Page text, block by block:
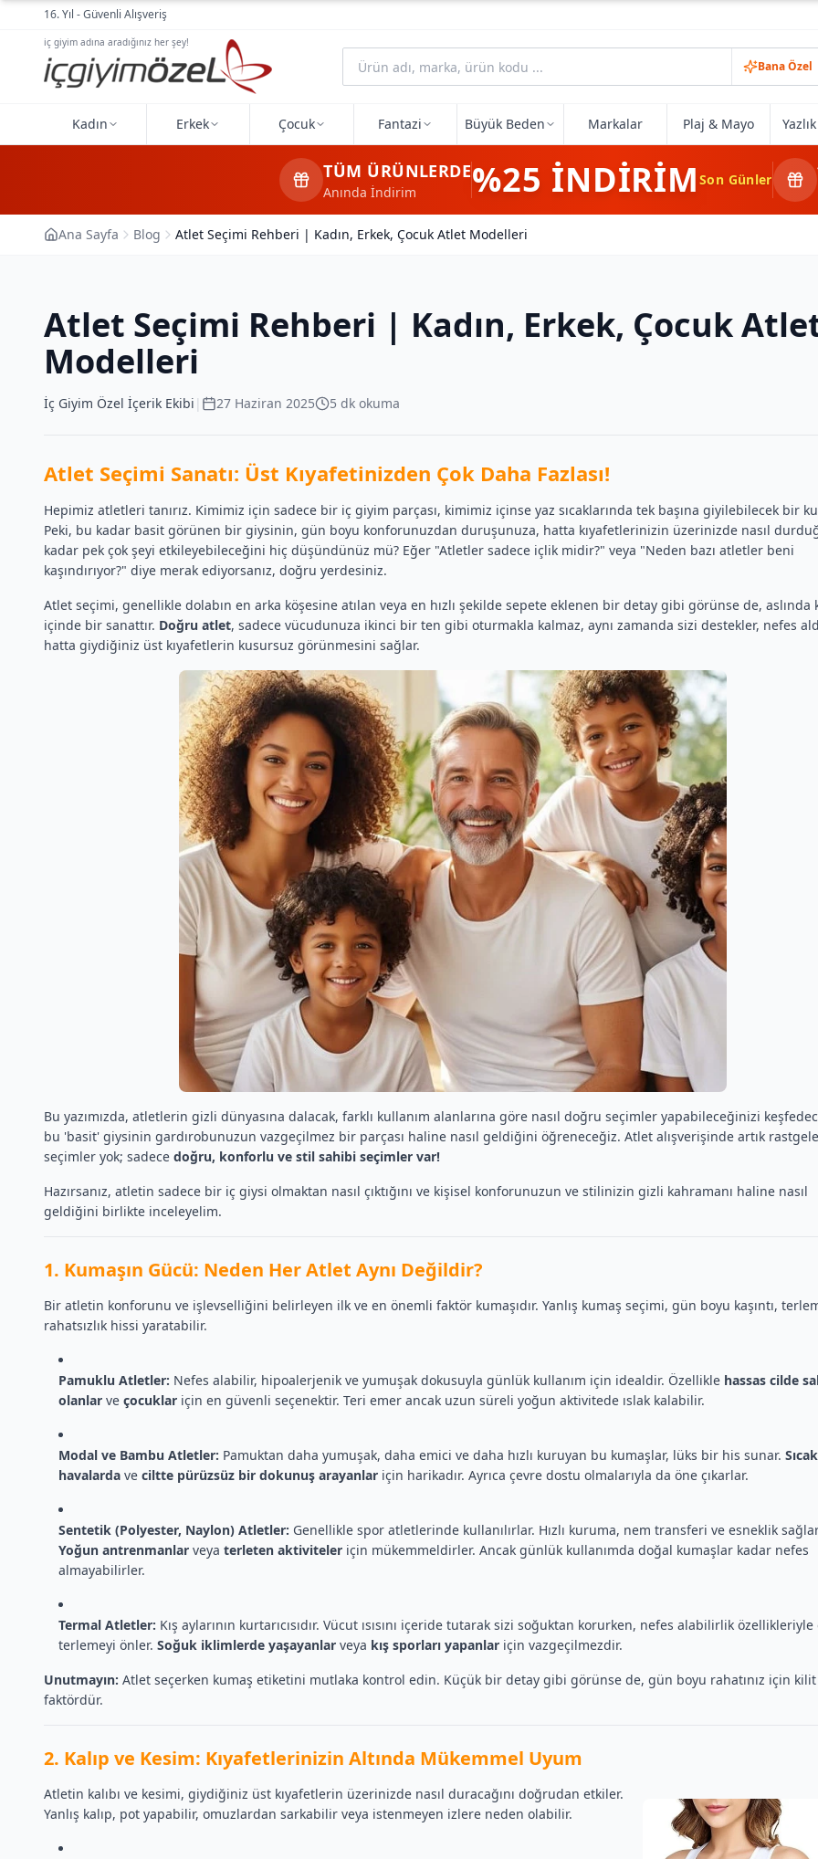
Ana içeriğe geç16. Yıl - Güvenli Alışveriş
iç giyim adına aradığınız her şey!
Bana Özel
Kadın Erkek Çocuk Fantazi Büyük Beden Markalar Plaj & Mayo
TÜM ÜRÜNLERDE
Anında İndirim %25 İNDİRİMSon Günler
Ana Sayfa Blog Atlet Seçimi Rehberi | Kadın, Erkek, Çocuk Atlet Modelleri
Atlet Seçimi Rehberi | Kadın, Erkek, Çocuk
Modelleri
İç Giyim Özel İçerik Ekibi | 27 Haziran 2025 5 dk okuma
Atlet Seçimi Sanatı: Üst Kıyafetinizden Çok Daha Fazlası!
Hepimiz atletleri tanırız. Kimimiz için sadece bir iç giyim parçası, kimimiz içinse yaz sıcaklarında tek başına giyilebilecek bir
Peki, bu kadar basit görünen bir giysinin, gün boyu konforunuzdan duruşunuza, hatta kıyafetlerinizin üzerinizde nasıl
kadar pek çok şeyi etkileyebileceğini hiç düşündünüz mü? Eğer "Atletler sadece içlik midir?" veya "Neden bazı atletler beni
kaşındırıyor?" diye merak ediyorsanız, doğru yerdesiniz.
Atlet seçimi, genellikle dolabın en arka köşesine atılan veya en hızlı şekilde sepete eklenen bir detay gibi görünse de, aslında
içinde bir sanattır. Doğru atlet, sadece vücudunuza ikinci bir ten gibi oturmakla kalmaz, aynı zamanda sizi destekler, nefes
hatta giydiğiniz üst kıyafetlerin kusursuz görünmesini sağlar.
Bu yazımızda, atletlerin gizli dünyasına dalacak, farklı kullanım alanlarına göre nasıl doğru seçimler yapabileceğinizi
bu 'basit' giysinin gardırobunuzun vazgeçilmez bir parçası haline nasıl geldiğini öğreneceğiz. Atlet alışverişinde artık rastgele
seçimler yok; sadece doğru, konforlu ve stil sahibi seçimler var!
Hazırsanız, atletin sadece bir iç giysi olmaktan nasıl çıktığını ve kişisel konforunuzun ve stilinizin gizli kahramanı haline nasıl
geldiğini birlikte inceleyelim.
1. Kumaşın Gücü: Neden Her Atlet Aynı Değildir?
Bir atletin konforunu ve işlevselliğini belirleyen ilk ve en önemli faktör kumaşıdır. Yanlış kumaş seçimi, gün boyu kaşıntı,
rahatsızlık hissi yaratabilir.
Pamuklu Atletler: Nefes alabilir, hipoalerjenik ve yumuşak dokusuyla günlük kullanım için idealdir. Özellikle hassas cilde
olanlar ve çocuklar için en güvenli seçenektir. Teri emer ancak uzun süreli yoğun aktivitede ıslak kalabilir.
Modal ve Bambu Atletler: Pamuktan daha yumuşak, daha emici ve daha hızlı kuruyan bu kumaşlar, lüks bir his sunar. Sıcak
havalarda ve ciltte pürüzsüz bir dokunuş arayanlar için harikadır. Ayrıca çevre dostu olmalarıyla da öne çıkarlar.
Sentetik (Polyester, Naylon) Atletler: Genellikle spor atletlerinde kullanılırlar. Hızlı kuruma, nem transferi ve esneklik
Yoğun antrenmanlar veya terleten aktiviteler için mükemmeldirler. Ancak günlük kullanımda doğal kumaşlar kadar nefes
almayabilirler.
Termal Atletler: Kış aylarının kurtarıcısıdır. Vücut ısısını içeride tutarak sizi soğuktan korurken, nefes alabilirlik özellikleriyle
terlemeyi önler. Soğuk iklimlerde yaşayanlar veya kış sporları yapanlar için vazgeçilmezdir.
Unutmayın: Atlet seçerken kumaş etiketini mutlaka kontrol edin. Küçük bir detay gibi görünse de, gün boyu rahatınız için
faktördür.
2. Kalıp ve Kesim: Kıyafetlerinizin Altında Mükemmel Uyum
Atletin kalıbı ve kesimi, giydiğiniz üst kıyafetlerin üzerinizde nasıl duracağını doğrudan etkiler.
Yanlış kalıp, pot yapabilir, omuzlardan sarkabilir veya istenmeyen izlere neden olabilir.